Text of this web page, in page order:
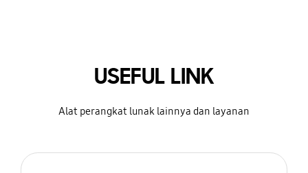
USEFUL LINK
Alat perangkat lunak lainnya dan layanan